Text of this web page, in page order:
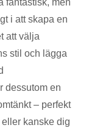
fantastisk, men
i att skapa en
att välja
stil och lägga
dessutom en
– perfekt
kanske dig